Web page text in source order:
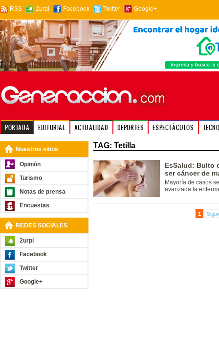
RSS 2urpi Facebook Twitter Google+
PORTADA EDITORIAL ACTUALIDAD DEPORTES ESPECTÁCULOS
Nuestros sitios
Opinión
Turismo
Notas de prensa
Encuestas
REDES SOCIALES
2urpi
Facebook
Twitter
Google+
TAG: Tetilla
EsSalud: Bulto
ser cáncer de
Mayoría de casos
avanzada la
1